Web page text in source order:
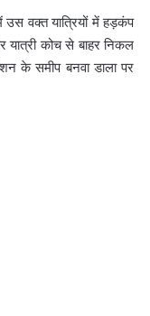
उस वक्त यात्रियों में हड़कंप
कोच से बाहर निकल
के समीप बनवा डाला पर